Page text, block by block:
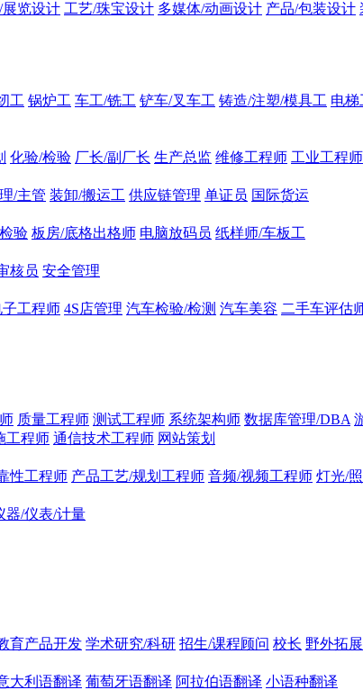
展览设计 工艺/珠宝设计 多媒体/动画设计 产品/包装设计
工 锅炉工 车工/铣工 铲车/叉车工 铸造/注塑/模具工 电梯
化验/检验 厂长/副厂长 生产总监 维修工程师 工业工程师
/主管 装卸/搬运工 供应链管理 单证员 国际货运
验 板房/底格出格师 电脑放码员 纸样师/车板工
核员 安全管理
工程师 4S店管理 汽车检验/检测 汽车美容 二手车评估
质量工程师 测试工程师 系统架构师 数据库管理/DBA
工程师 通信技术工程师 网站策划
性工程师 产品工艺/规划工程师 音频/视频工程师 灯光/
器/仪表/计量
育产品开发 学术研究/科研 招生/课程顾问 校长 野外拓
大利语翻译 葡萄牙语翻译 阿拉伯语翻译 小语种翻译